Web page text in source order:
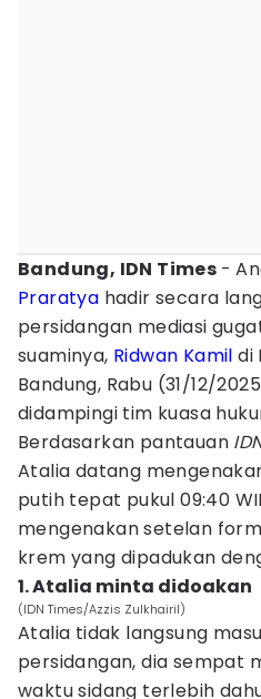
Bandung, IDN Times -
Praratya hadir secara
persidangan mediasi
suaminya, Ridwan Kamil di
Bandung, Rabu (31/12/
didampingi tim kuasa
Berdasarkan pantauan
Atalia datang
putih tepat pukul 09:40
mengenakan setelan
krem yang dipadukan
1. Atalia minta didoakan
(IDN Times/Azzis Zulkhairil)
Atalia tidak langsung
persidangan, dia sempat
waktu sidang terlebih